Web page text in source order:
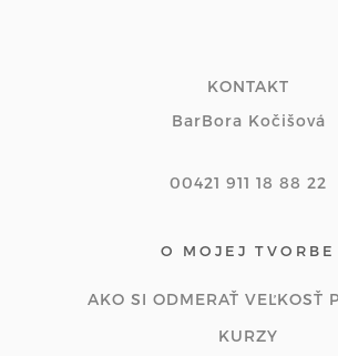
KONTAKT
BarBora Kočišová
00421 911 18 88 22
O MOJEJ TVORBE
AKO SI ODMERAŤ VEĽKOSŤ
KURZY